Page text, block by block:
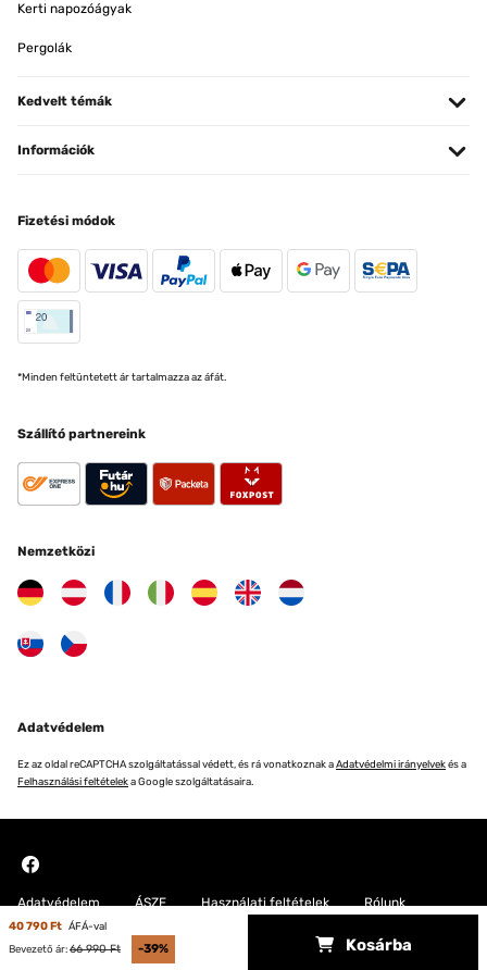
40 790 Ft ÁFÁ-val
Bevezető ár:66 990 Ft -39% Kosárba
Kerti napozóágyak
Pergolák
Kedvelt témák
Információk
Fizetési módok
*Minden feltüntetett ár tartalmazza az áfát.
Szállító partnereink
Nemzetközi
Adatvédelem
Ez az oldal reCAPTCHA szolgáltatással védett, és rá vonatkoznak aAdatvédelmi irányelvekés a
Felhasználási feltételeka Google szolgáltatásaira.
Adatvédelem ÁSZF Használati feltételek Rólunk
Copyright © 2026 Blumfeldt. All rights reserved